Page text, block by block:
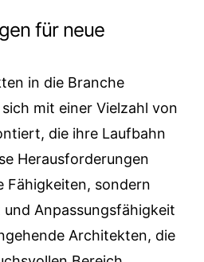
für neue
in die Branche
mit einer Vielzahl von
die ihre Laufbahn
Herausforderungen
Fähigkeiten, sondern
Anpassungsfähigkeit
Architekten, die